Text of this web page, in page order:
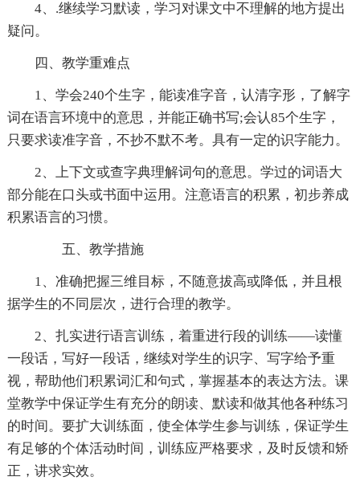
4、.继续学习默读，学习对课文中不理解的地方提出
疑问。
四、教学重难点
1、学会240个生字，能读准字音，认清字形，了解字
词在语言环境中的意思，并能正确书写;会认85个生字，
只要求读准字音，不抄不默不考。具有一定的识字能力。
2、上下文或查字典理解词句的意思。学过的词语大
部分能在口头或书面中运用。注意语言的积累，初步养成
积累语言的习惯。
五、教学措施
1、准确把握三维目标，不随意拔高或降低，并且根
据学生的不同层次，进行合理的教学。
2、扎实进行语言训练，着重进行段的训练——读懂
一段话，写好一段话，继续对学生的识字、写字给予重
视，帮助他们积累词汇和句式，掌握基本的表达方法。课
堂教学中保证学生有充分的朗读、默读和做其他各种练习
的时间。要扩大训练面，使全体学生参与训练，保证学生
有足够的个体活动时间，训练应严格要求，及时反馈和矫
正，讲求实效。